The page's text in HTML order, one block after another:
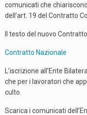
comunicati che
dell’art. 19 del Contratto
Il testo del nuovo
Contratto Nazionale
L’iscrizione all’Ente
che per i lavoratori che
culto.
Scarica i comunicati